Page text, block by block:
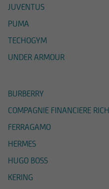
JUVENTUS
PUMA
TECHOGYM
UNDER ARMOUR
BURBERRY
COMPAGNIE FINANCIERE
FERRAGAMO
HERMES
HUGO BOSS
KERING
normativa in materia
momento, a propria
modalità funzionali ed
All'utente non è
registrate tali
alcun tipo di
senza preventiva
cura che le